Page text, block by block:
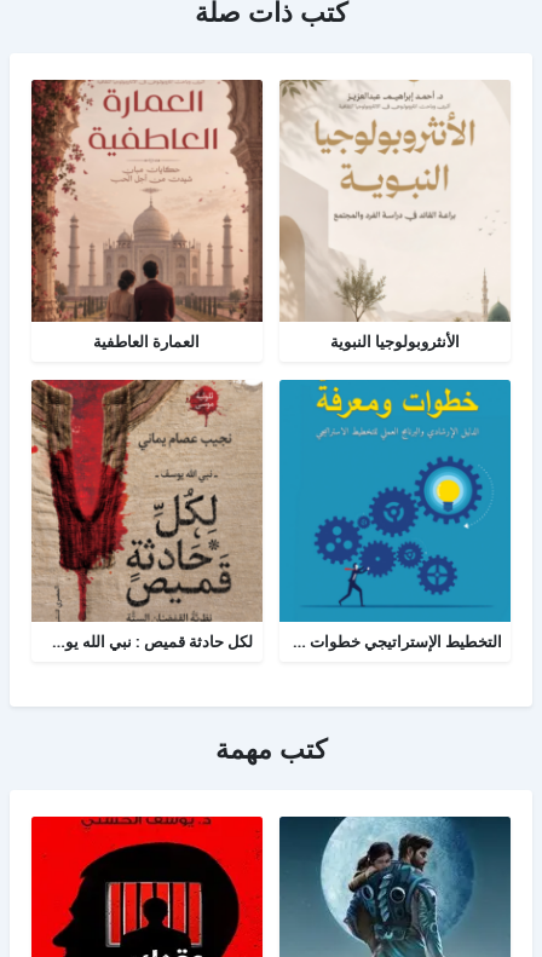
كتب ذات صلة
الأنثروبولوجيا النبوية العمارة العاطفية
التخطيط الإستراتيجي خطوات ومعرفة لكل حادثة قميص : نبي الله يوسف - نظرية القمصان الستة في قراءة القصة القرآنية
كتب مهمة